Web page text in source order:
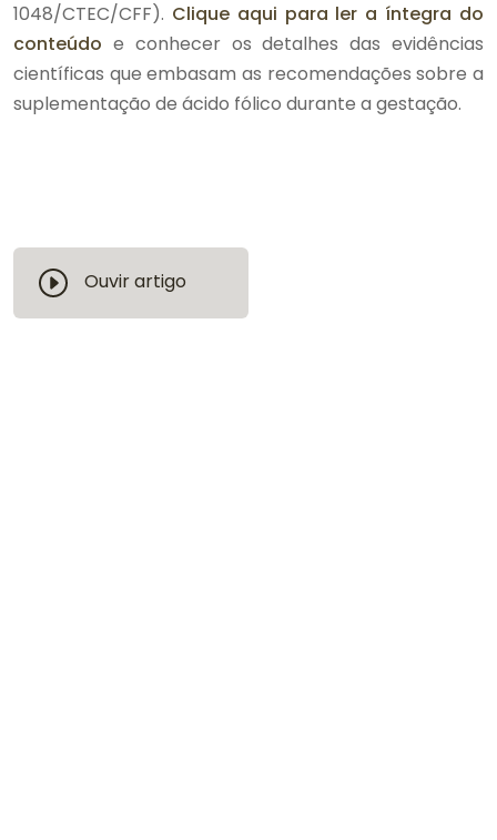
1048/CTEC/CFF). Clique aqui para ler a íntegra do
conteúdo e conhecer os detalhes das evidências
científicas que embasam as recomendações sobre a
suplementação de ácido fólico durante a gestação.
Ouvir artigo